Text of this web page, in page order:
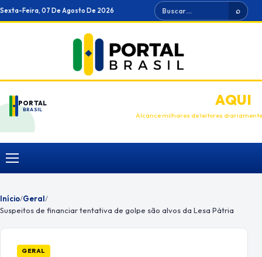
Ir
para
Sexta-Feira, 07 De Agosto De 2026 Buscar ⌕
PORTAL
BRASIL
ANUNCIEAQUI
Alcance milhares de leitores diariamente
Menu
Início/Geral/
Suspeitos de financiar tentativa de golpe são alvos da Lesa Pátria
GERAL